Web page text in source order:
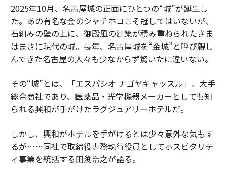
2025年10月、名古屋城の正面にひとつの“城”が誕生し
た。あの有名な金のシャチホコこそ冠してはいないが、
石組みの壁の上に、御殿風の建築が積み重ねられたさま
はまさに現代の城。長年、名古屋城を“金城”と呼び親し
んできた名古屋の人々も少なからず驚いたに違いない。
その“城”とは、「エスパシオ ナゴヤキャッスル」。大手
総合商社であり、医薬品・光学機器メーカーとしても知
られる興和が手がけたラグジュアリーホテルだ。
しかし、興和がホテルを手がけるとは少々意外な気もす
るが……同社で取締役専務執行役員としてホスピタリテ
ィ事業を統括する田渕浩之が語る。